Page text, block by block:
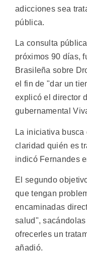
adicciones sea
pública.
La consulta
próximos 90 días,
Brasileña sobre
el fin de "dar un
explicó el director
gubernamental
La iniciativa
claridad quién es
indicó Fernandes
El segundo
que tengan
encaminadas
salud",
ofrecerles un
añadió.